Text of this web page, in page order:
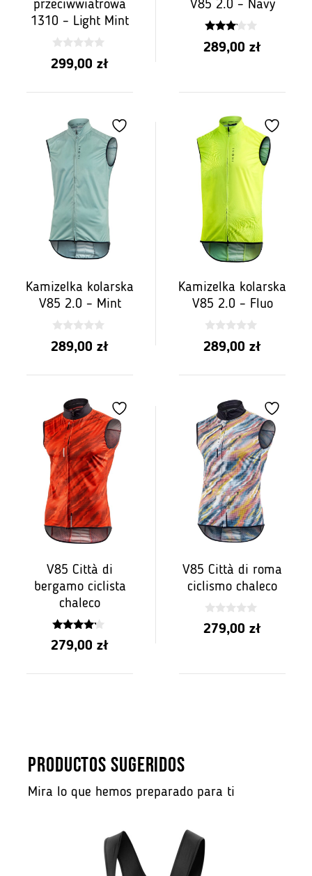
przeciwwiatrowa
1310 – Light Mint
0
z
299,00 zł
V85 2.0 – Navy
3.00
z 5
289,00 zł
Kamizelka kolarska
V85 2.0 – Mint
0
z
289,00 zł
Kamizelka kolarska
V85 2.0 – Fluo
0
z
289,00 zł
V85 Città di
bergamo ciclista
chaleco
4.00
z 5
279,00 zł
V85 Città di roma
ciclismo chaleco
0
z
279,00 zł
PRODUCTOS SUGERIDOS
Mira lo que hemos preparado para ti